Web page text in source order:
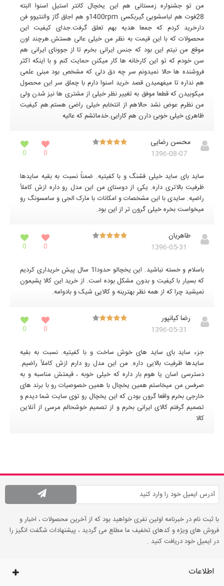
من تو جشنواره زمستانی هم این یخچال کانتر استیل اسنوا البته
28فوت هم لباسشویی گیربکسی 1400rpmو هم اجاق گاز والنتیوو فن
دارخرید کردم که جمعا هدیه بهم تعلق گرفت.جدای کیفیت این
محصولات که با این قیمت به نظر من خیلی عالی هستش.هرچند اون
موقع من نیتم این بود که جنس ایرانی بخرم تا از جوونای ایرانی هم
سن خودم که تو این کارخانه ها کار میکنن حمایت کنم و با اینکه اکثر
فروشنده ها حالا نمیدونم سر چه دق دلی که مشخص بود مبنی علمی
هم نداره تا میفهمیدن قصد خرید اسنوا دارم با چماق سر این محصول
میکوبیدن که قطعا موفق به تغییر نظر خیلی از مشتری ها نیز شدن ولی
من نظرم عوض نشد حالاهم از انتخابم خیلی راضی هستم.هم کیفیت
ظاهری خیلی خوبی دارن هم کارایی.خدماتشم که عالیه
محسن رضایی
1396-08-07
0
0
ساید بای ساید خیلی قشنگ و با کفیتیه. ضمناً نسبت به بقیه سایدها
ظرفیت بالاتری داره. یکی از دوستای من این مدل رو داره ازش کاملاً
راضیه. سایدی با این مشخصات و امکانات با مارک الجی و سامسونگ رو
میخواست بخره خیلی گرون تر از این بود.
طاهریان
1396-05-31
0
0
باسلام و خسته نباشید. این یخچالو حدودا1 سال پیش خریداری کردیم
که بسیار با کیفیت و بدون مشکل بوده است. از خرید این کالا پشیمون
نمیشید چرا که از همه نظر بهترینه و کالایی شیک و بادوامه.
رضا کیانپور
1396-05-31
0
0
جزء ساید بای ساید های خوش ساخت و با کفیتیه. نسبت به بقیه
سایدها ظرفیت بالایی داره. من این مدل رو دارم ازش کاملاً راضیم.
دسترسی اسان یا هوم بار داره که خیلی خوبه ، قیمتش مناسبه و به
صرفس من میخاستم همین یخچال با همین خصوصیات رو با برند های
خارجی بخرم واقعا گرون بودن که این یخچال رو توی سایت شما دیدم و
تصمیم گرفتم کالای ایرانی بخرم و از تصمیم خوشحالم مرسی از آنلاین
کالا
با ثبت نام در خبرنامه اولین نفری خواهید بود که از آخرین محصولات ، اخبار و
فروش های ویژه و کدهای تخفیف ما مطلع می گردید ، پیشنهادات شگفت انگیز را
در ایمیل خود دریافت کنید .
اطلاعات